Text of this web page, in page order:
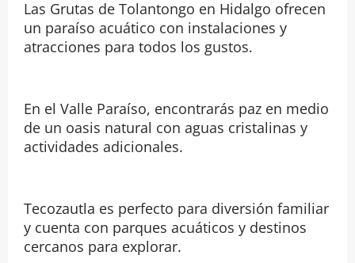
Las Grutas de Tolantongo en Hidalgo ofrecen
un paraíso acuático con instalaciones y
atracciones para todos los gustos.
En el Valle Paraíso, encontrarás paz en medio
de un oasis natural con aguas cristalinas y
actividades adicionales.
Tecozautla es perfecto para diversión familiar
y cuenta con parques acuáticos y destinos
cercanos para explorar.